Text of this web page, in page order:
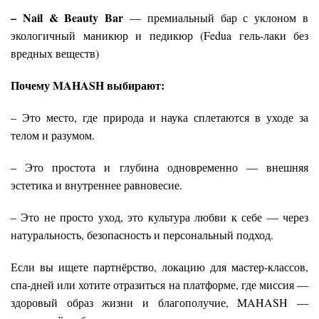
– Nail & Beauty Bar — премиальный бар с уклоном в
экологичный маникюр и педикюр (Fedua гель-лаки без
вредных веществ)
Почему MAHASH выбирают:
– Это место, где природа и наука сплетаются в уходе за
телом и разумом.
– Это простота и глубина одновременно — внешняя
эстетика и внутреннее равновесие.
– Это не просто уход, это культура любви к себе — через
натуральность, безопасность и персональный подход.
Если вы ищете партнёрство, локацию для мастер-классов,
спа-дней или хотите отразиться на платформе, где миссия —
здоровый образ жизни и благополучие, MAHASH —